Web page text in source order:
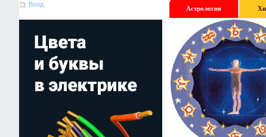
Вход
Астрология